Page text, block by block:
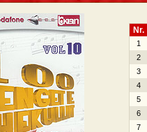
Nr.
1
2
3
4
5
6
7